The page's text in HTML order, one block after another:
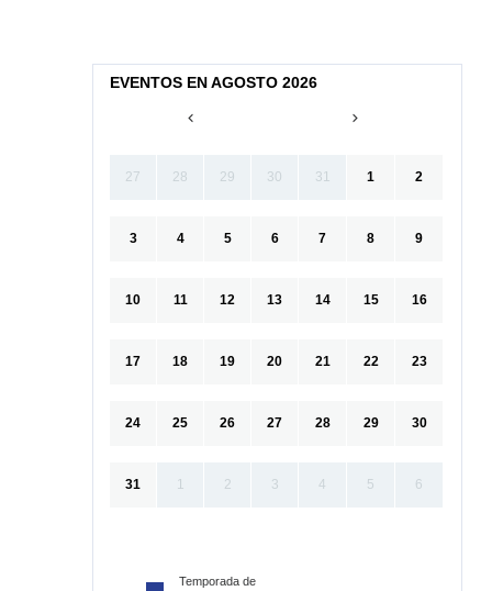
EVENTOS EN AGOSTO 2026
27 28 29 30 31 1 2
3 4 5 6 7 8 9
10 11 12 13 14 15 16
17 18 19 20 21 22 23
24 25 26 27 28 29 30
31 1 2 3 4 5 6
Temporada de